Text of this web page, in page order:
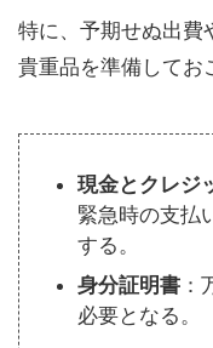
特に、予期せぬ出費
貴重品を準備してお
現金とクレジ
緊急時の支払
する。
身分証明書 ：
必要となる。